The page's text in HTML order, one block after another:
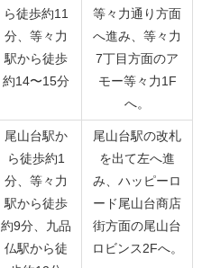
ら徒歩約11
分、等々力
駅から徒歩
約14〜15分
等々力通り方面
へ進み、等々力
7丁目方面のア
モー等々力1F
へ。
尾山台駅か
ら徒歩約1
分、等々力
駅から徒歩
約9分、九品
仏駅から徒
尾山台駅の改札
を出て左へ進
み、ハッピーロ
ード尾山台商店
街方面の尾山台
ロビンス2Fへ。